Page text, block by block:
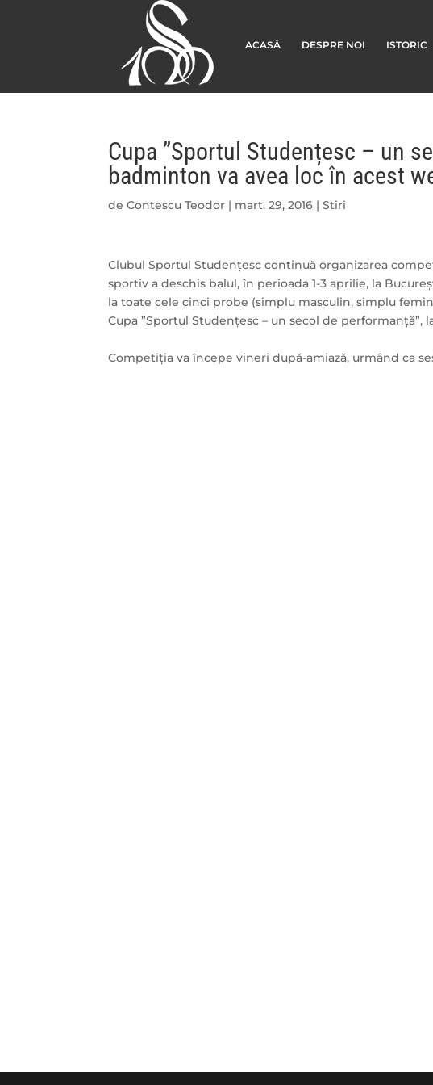
ACASĂ DESPRE NOI ISTORIC
Cupa ”Sportul Studențesc – un
badminton va avea loc în acest
deContescu Teodor | mart. 29, 2016 |Stiri
Clubul Sportul Studențesc continuă organizarea
sportiv a deschis balul, în perioada 1-3 aprilie, la
la toate cele cinci probe (simplu masculin, simplu
Cupa ”Sportul Studențesc – un secol de performanță”,
Competiția va începe vineri după-amiază, urmând ca